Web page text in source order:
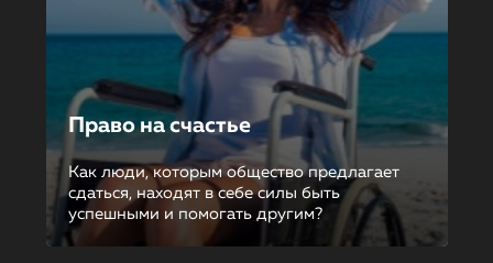
Право на счастье
Как люди, которым общество предлагает
сдаться, находят в себе силы быть
успешными и помогать другим?